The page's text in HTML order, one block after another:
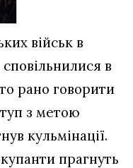
військ в
в
рано говорити
з метою
кульмінації.
прагнуть